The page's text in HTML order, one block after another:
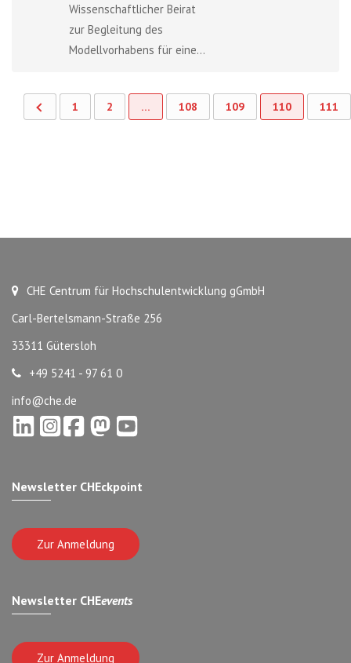
Wissenschaftlicher Beirat
zur Begleitung des
Modellvorhabens für eine...
1 2 … 108 109 110 111
CHE Centrum für Hochschulentwicklung gGmbH
Carl-Bertelsmann-Straße 256
33311 Gütersloh
+49 5241 - 97 61 0
info@che.de
Newsletter CHEckpoint
Zur Anmeldung
Newsletter CHEevents
Zur Anmeldung